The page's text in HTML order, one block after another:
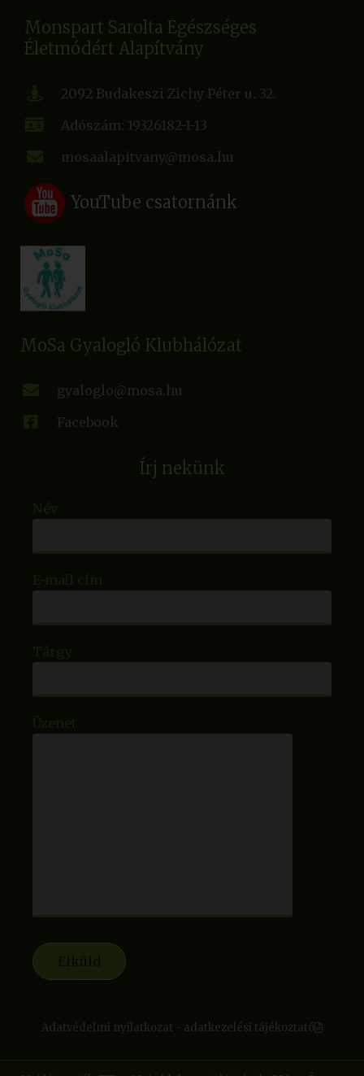
Monspart Sarolta Egészséges
Életmódért Alapítvány
2092 Budakeszi Zichy Péter u. 32.
Adószám: 19326182-1-13
mosaalapitvany@mosa.hu
YouTube csatornánk
MoSa Gyalogló Klubhálózat
gyaloglo@mosa.hu
Facebook
Írj nekünk
Adatvédelmi nyilatkozat - adatkezelési tájékoztató